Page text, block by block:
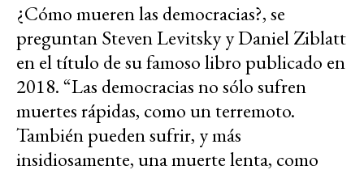
¿Cómo mueren las democracias?, se
preguntan Steven Levitsky y Daniel Ziblatt
en el título de su famoso libro publicado en
2018. “Las democracias no sólo sufren
muertes rápidas, como un terremoto.
También pueden sufrir, y más
insidiosamente, una muerte lenta, como